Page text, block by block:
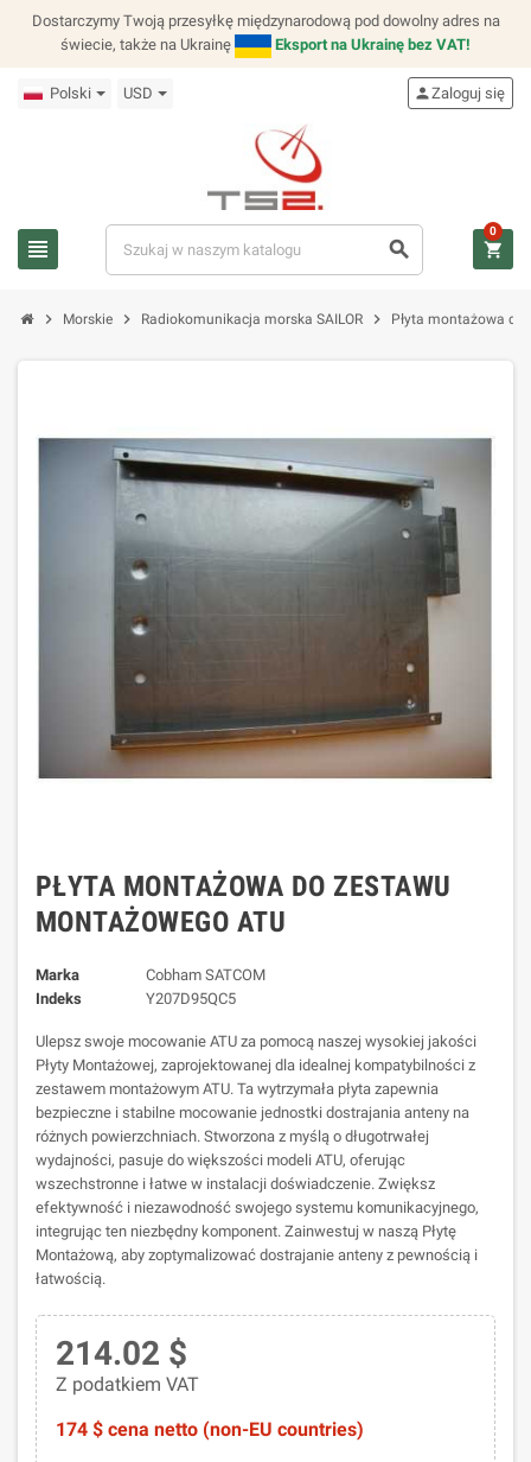
Dostarczymy Twoją przesyłkę międzynarodową pod dowolny adres na
świecie, także na Ukrainę
Eksport na Ukrainę bez VAT!
Polski USD
view_headline search
personZaloguj się
shopping_cart
0
chevron_right Morskie chevron_right Radiokomunikacja morska SAILOR chevron_right Płyta montażowa
PŁYTA MONTAŻOWA DO ZESTAWU
MONTAŻOWEGO ATU
Marka
Cobham SATCOM
Indeks
Y207D95QC5
Ulepsz swoje mocowanie ATU za pomocą naszej wysokiej jakości
Płyty Montażowej, zaprojektowanej dla idealnej kompatybilności z
zestawem montażowym ATU. Ta wytrzymała płyta zapewnia
bezpieczne i stabilne mocowanie jednostki dostrajania anteny na
różnych powierzchniach. Stworzona z myślą o długotrwałej
wydajności, pasuje do większości modeli ATU, oferując
wszechstronne i łatwe w instalacji doświadczenie. Zwiększ
efektywność i niezawodność swojego systemu komunikacyjnego,
integrując ten niezbędny komponent. Zainwestuj w naszą Płytę
Montażową, aby zoptymalizować dostrajanie anteny z pewnością i
łatwością.
214.02 $
Z podatkiem VAT
174 $ cena netto (non-EU countries)